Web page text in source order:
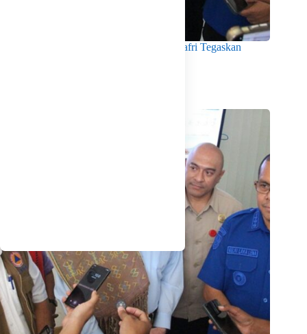
Menko Pangan Tinjau KNMP Untia, Munafri Tegaskan